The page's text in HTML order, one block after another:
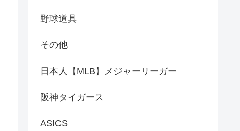
野球道具
その他
日本人【MLB】メジャーリーガー
阪神タイガース
ASICS